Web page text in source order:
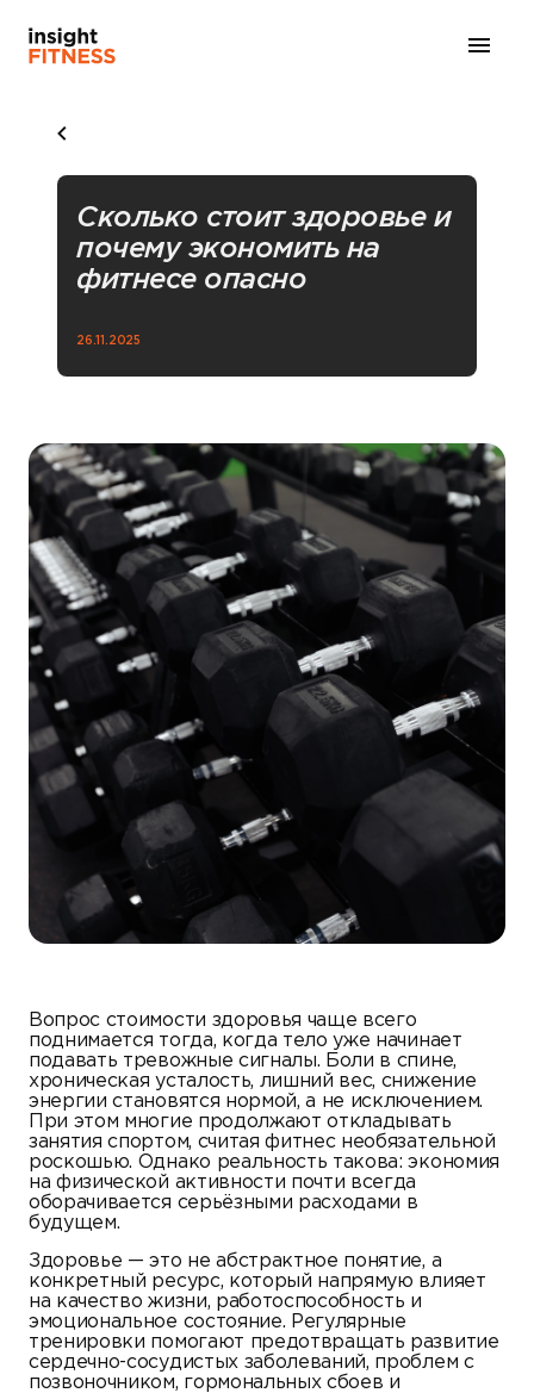
Сколько стоит здоровье и
почему экономить на
фитнесе опасно
26.11.2025
Вопрос стоимости здоровья чаще всего
поднимается тогда, когда тело уже начинает
подавать тревожные сигналы. Боли в спине,
хроническая усталость, лишний вес, снижение
энергии становятся нормой, а не исключением.
При этом многие продолжают откладывать
занятия спортом, считая фитнес необязательной
роскошью. Однако реальность такова: экономия
на физической активности почти всегда
оборачивается серьёзными расходами в
будущем.
Здоровье — это не абстрактное понятие, а
конкретный ресурс, который напрямую влияет
на качество жизни, работоспособность и
эмоциональное состояние. Регулярные
тренировки помогают предотвращать развитие
сердечно-сосудистых заболеваний, проблем с
позвоночником, гормональных сбоев и